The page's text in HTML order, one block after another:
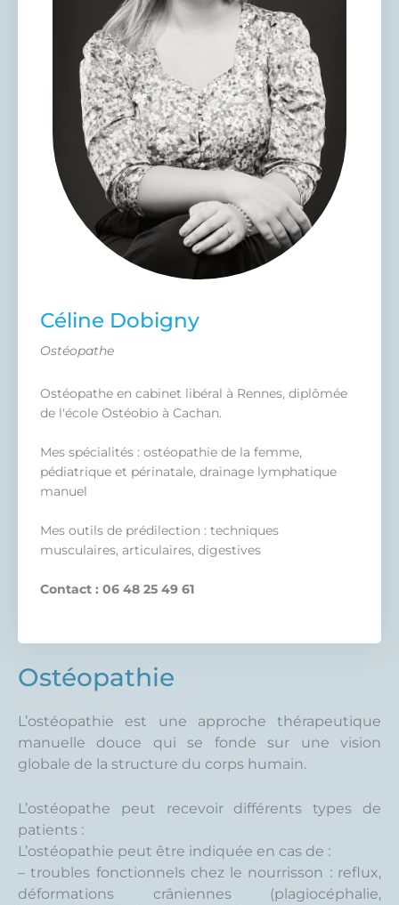
Céline Dobigny
Ostéopathe
Ostéopathe en cabinet libéral à Rennes, diplômée
de l'école Ostéobio à Cachan.
Mes spécialités : ostéopathie de la femme,
pédiatrique et périnatale, drainage lymphatique
manuel
Mes outils de prédilection : techniques
musculaires, articulaires, digestives
Contact : 06 48 25 49 61
Ostéopathie
L’ostéopathie est une approche thérapeutique
manuelle douce qui se fonde sur une vision
globale de la structure du corps humain.
L’ostéopathe peut recevoir différents types de
patients :
L’ostéopathie peut être indiquée en cas de :
– troubles fonctionnels chez le nourrisson : reflux,
déformations crâniennes (plagiocéphalie,